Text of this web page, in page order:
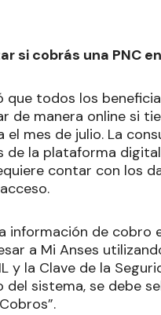
si cobrás una PNC
que todos los
de manera online si
el mes de julio. La
de la plataforma
contar con los
información de cobro
a Mi Anses
y la Clave de la
del sistema, se debe